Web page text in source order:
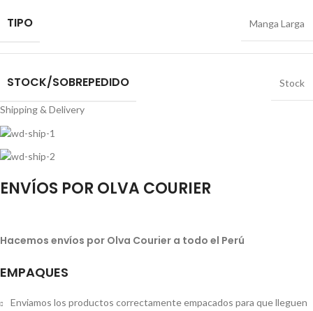
TIPO Manga Larga
STOCK/SOBREPEDIDO Stock
Shipping & Delivery
ENVÍOS POR OLVA COURIER
Hacemos envíos por Olva Courier a todo el Perú
EMPAQUES
Enviamos los productos correctamente empacados para que lleguen